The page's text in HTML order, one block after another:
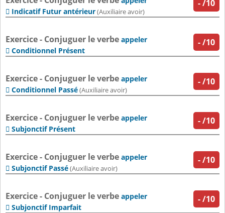
-/10
 Indicatif Futur antérieur(Auxiliaire avoir)
-/10
Exercice - Conjuguer le verbe appeler
 Conditionnel Présent
-/10
Exercice - Conjuguer le verbe appeler
 Conditionnel Passé(Auxiliaire avoir)
-/10
Exercice - Conjuguer le verbe appeler
 Subjonctif Présent
-/10
Exercice - Conjuguer le verbe appeler
 Subjonctif Passé(Auxiliaire avoir)
-/10
Exercice - Conjuguer le verbe appeler
 Subjonctif Imparfait